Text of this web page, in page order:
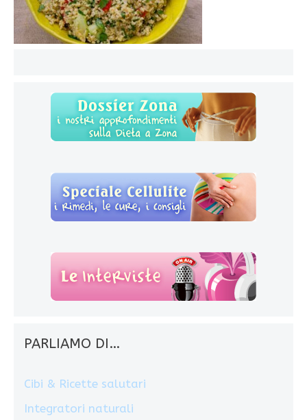
PARLIAMO DI…
Cibi & Ricette salutari
Integratori naturali